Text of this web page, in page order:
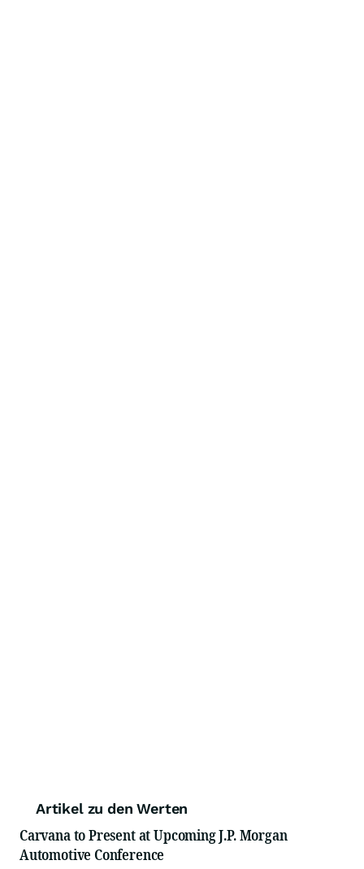
Artikel zu den Werten
Carvana to Present at Upcoming J.P. Morgan
Automotive Conference